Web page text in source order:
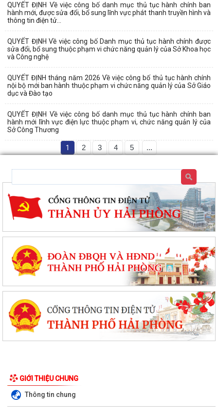
QUYẾT ĐỊNH Về việc công bố danh mục thủ tục hành chính ban
hành mới, được sửa đổi, bổ sung lĩnh vực phát thanh truyền hình và
thông tin điện tử...
QUYẾT ĐỊNH Về việc công bố Danh mục thủ tục hành chính được
sửa đổi, bổ sung thuộc phạm vi chức năng quản lý của Sở Khoa học
và Công nghệ
QUYẾT ĐỊNH tháng năm 2026 Về việc công bố thủ tục hành chính
nội bộ mới ban hành thuộc phạm vi chức năng quản lý của Sở Giáo
dục và Đào tạo
QUYẾT ĐỊNH Về việc công bố danh mục thủ tục hành chính ban
hành mới lĩnh vực điện lực thuộc phạm vi, chức năng quản lý của
Sở Công Thương
1 2 3 4 5 ...
GIỚI THIỆU CHUNG
Thông tin chung
THÔNG BÁO 🌿🌾 ⚠️ TÌNH HÌNH SINH VẬT GÂY HẠI TRÊN LÚA VỤ MÙA
QUYẾT ĐỊNH Về việc công bố danh mục thủ tục hành chính được sửa
đổi, bổ sung, thay thế, bị bãi...